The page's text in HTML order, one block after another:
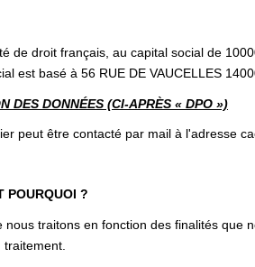
de droit français, au capital social de
est basé à 56 RUE DE VAUCELLES
DES DONNÉES (CI-APRÈS « DPO »)
peut être contacté par mail à l'adresse
POURQUOI ?
traitons en fonction des finalités